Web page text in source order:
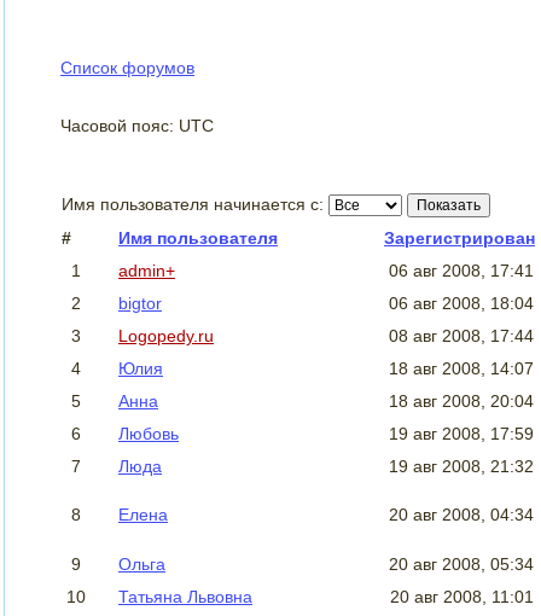
Список форумов
Часовой пояс: UTC
Имя пользователя начинается с:
#
Имя пользователя
Зарегистрирован
1
admin+
06 авг 2008, 17:41
2
bigtor
06 авг 2008, 18:04
3
Logopedy.ru
08 авг 2008, 17:44
4
Юлия
18 авг 2008, 14:07
5
Анна
18 авг 2008, 20:04
6
Любовь
19 авг 2008, 17:59
7
Люда 19 авг 2008, 21:32
8 Елена 20 авг 2008, 04:34
9 Ольга
20 авг 2008, 05:34
10
Татьяна Львовна 20 авг 2008, 11:01